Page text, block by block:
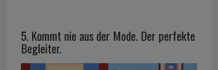
5. Kommt nie aus der Mode. Der perfekte
Begleiter.